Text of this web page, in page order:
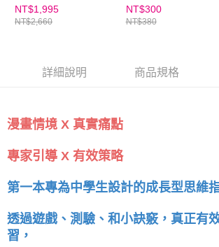
──學校沒有教的關鍵
素養能力（共7冊）
NT$1,995
NT$2,660
學校沒有教的關鍵素養
能力｜系列單書
NT$300
NT$380
詳細說明 商品規格
漫畫情境 X 真實痛點
專家引導 X 有效策略
第一本專為中學生設計的成長型思維
透過遊戲、測驗、和小訣竅，真正有
習，